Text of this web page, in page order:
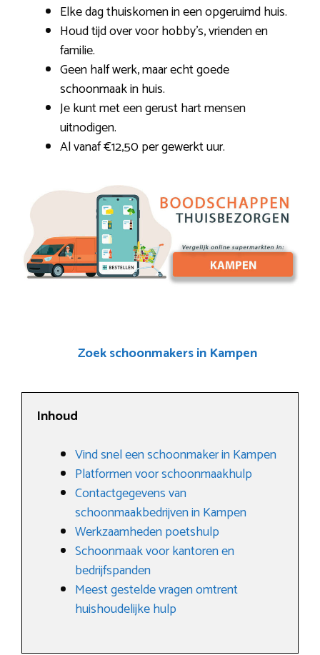
Elke dag thuiskomen in een opgeruimd huis.
Houd tijd over voor hobby’s, vrienden en
familie.
Geen half werk, maar echt goede
schoonmaak in huis.
Je kunt met een gerust hart mensen
uitnodigen.
Al vanaf €12,50 per gewerkt uur.
Zoek schoonmakers in Kampen
Inhoud
Vind snel een schoonmaker in Kampen
Platformen voor schoonmaakhulp
Contactgegevens van
schoonmaakbedrijven in Kampen
Werkzaamheden poetshulp
Schoonmaak voor kantoren en
bedrijfspanden
Meest gestelde vragen omtrent
huishoudelijke hulp